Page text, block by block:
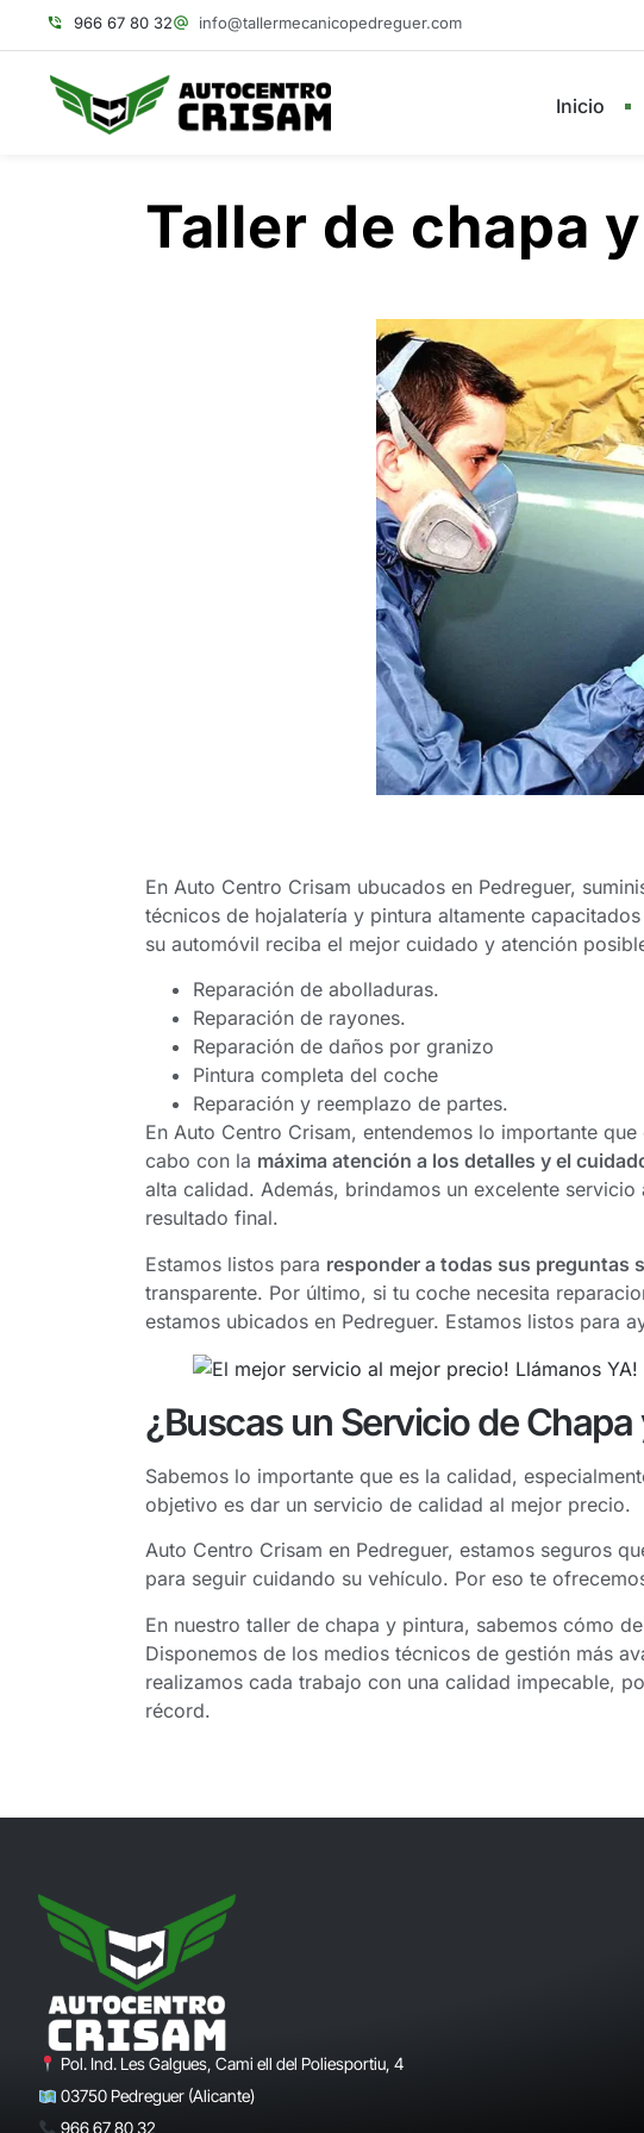
966 67 80 32 info@tallermecanicopedreguer.com
Inicio
Taller de chapa
En Auto Centro Crisam ubucados en Pedreguer,
técnicos de hojalatería y pintura altamente
su automóvil reciba el mejor cuidado y atención
Reparación de abolladuras.
Reparación de rayones.
Reparación de daños por granizo
Pintura completa del coche
Reparación y reemplazo de partes.
En Auto Centro Crisam, entendemos lo importante
cabo con la máxima atención a los detalles y el
alta calidad. Además, brindamos un excelente
resultado final.
Estamos listos para responder a todas sus preguntas
transparente. Por último, si tu coche necesita
estamos ubicados en Pedreguer. Estamos listos para
¿Buscas un Servicio de
Sabemos lo importante que es la calidad,
objetivo es dar un servicio de calidad al mejor precio.
Auto Centro Crisam en Pedreguer, estamos seguros
para seguir cuidando su vehículo. Por eso te
En nuestro taller de chapa y pintura, sabemos cómo
Disponemos de los medios técnicos de gestión más
realizamos cada trabajo con una calidad impecable,
récord.
Pol. Ind. Les Galgues, Cami ell del Poliesportiu, 4
03750 Pedreguer (Alicante)
966 67 80 32